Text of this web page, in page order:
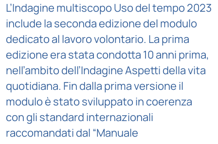
L’Indagine multiscopo Uso del tempo 2023
include la seconda edizione del modulo
dedicato al lavoro volontario. La prima
edizione era stata condotta 10 anni prima,
nell’ambito dell’Indagine Aspetti della vita
quotidiana. Fin dalla prima versione il
modulo è stato sviluppato in coerenza
con gli standard internazionali
raccomandati dal “Manuale